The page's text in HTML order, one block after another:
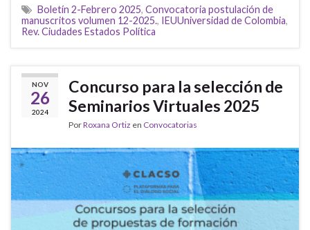
Boletín 2-Febrero 2025, Convocatoria postulación de
manuscritos volumen 12-2025., IEUUniversidad de Colombia,
Rev. Ciudades Estados Política
NOV
26
2024
Concurso para la selección de
Seminarios Virtuales 2025
PorRoxana Ortiz en Convocatorias